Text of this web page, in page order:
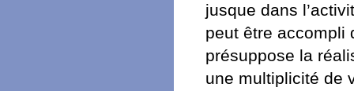
jusque dans
peut être accompli
présuppose la
une multiplicité de